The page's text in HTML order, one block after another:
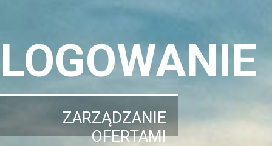
LOGOWANIE
ZARZĄDZANIE
OFERTAMI